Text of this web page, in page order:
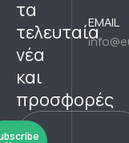
τα
τελευταία
νέα
και
προσφορές
EMAIL